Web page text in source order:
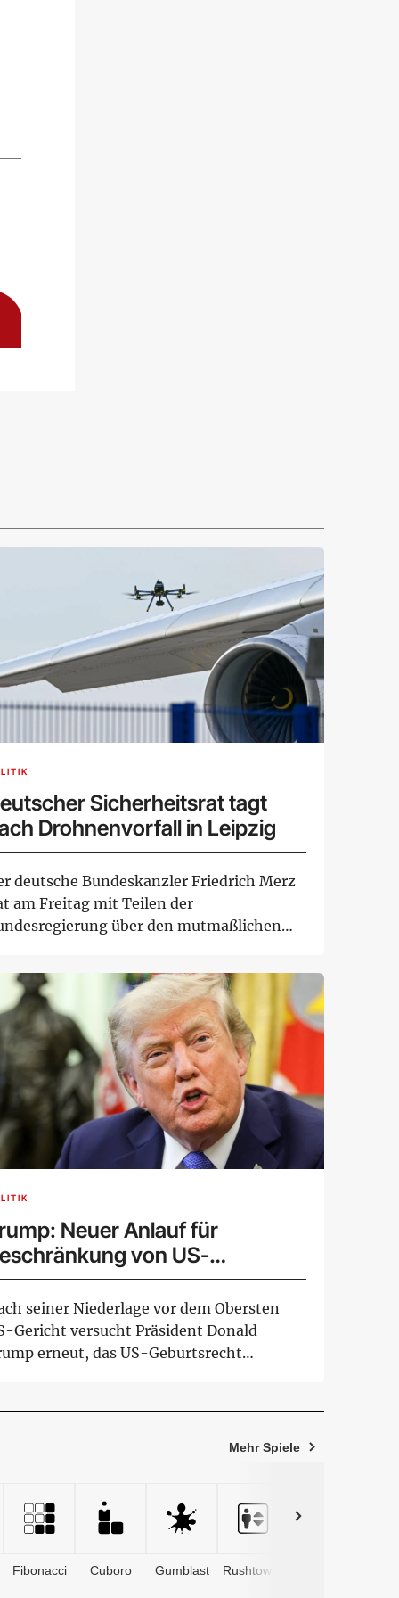
Sicherheitsrat tagt
Drohnenvorfall in Leipzig
deutsche Bundeskanzler Friedrich Merz
am Freitag mit Teilen der
über den mutmaßlichen
Neuer Anlauf für
von US-
seiner Niederlage vor dem Obersten
Gericht versucht Präsident Donald
erneut, das US-Geburtsrecht
Mehr Spiele
Fibonacci Cuboro Gumblast Rushtower